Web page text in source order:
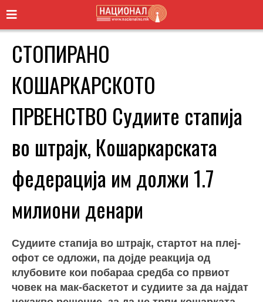
СТОПИРАНО
КОШАРКАРСКОТО
ПРВЕНСТВО Судиите стапија
во штрајк, Кошаркарската
федерација им должи 1.7
милиони денари
Судиите стапија во штрајк, стартот на плеј-
офот се одложи, па дојде реакција од
клубовите кои побараа средба со првиот
човек на мак-баскетот и судиите за да најдат